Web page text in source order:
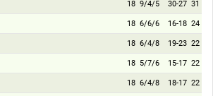
18 9/4/5 30-27 31
18 6/6/6 16-18 24
18 6/4/8 19-23 22
18 5/7/6 15-17 22
18 6/4/8 18-17 22